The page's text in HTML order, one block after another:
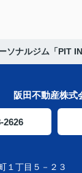
ソナルジム「PIT
阪田不動産株式
2626
１丁目５－２３